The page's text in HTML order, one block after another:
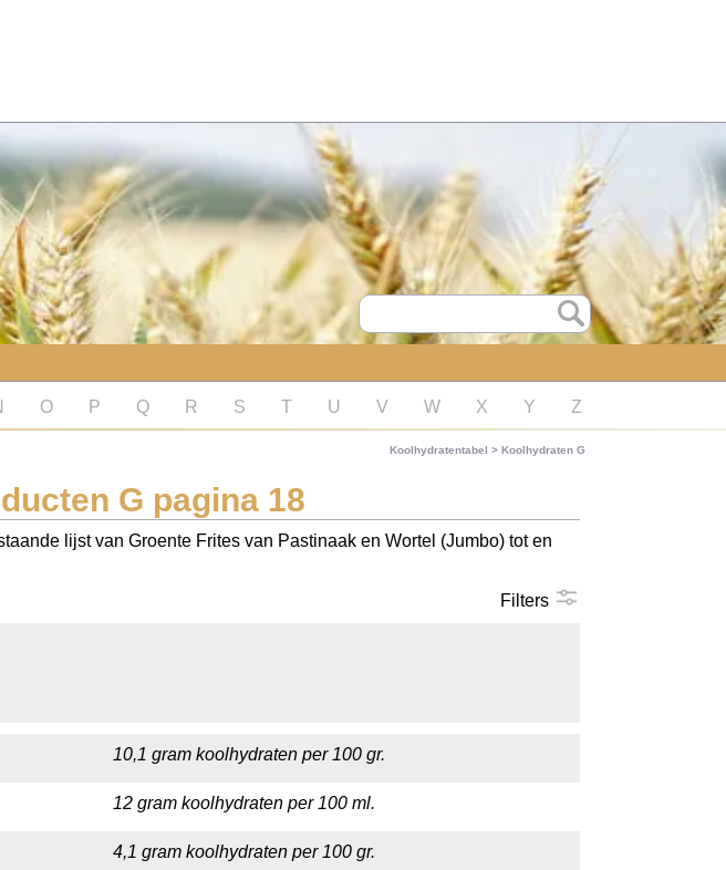
O P Q R S T U V W X Y Z
Koolhydratentabel > Koolhydraten G
G pagina 18
lijst van Groente Frites van Pastinaak en Wortel (Jumbo) tot en
Filters
10,1 gram koolhydraten per 100 gr.
12 gram koolhydraten per 100 ml.
4,1 gram koolhydraten per 100 gr.